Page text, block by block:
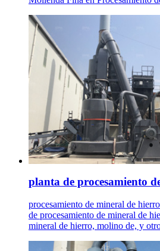
planta de procesamiento
procesamiento de mineral de
de procesamiento de mineral de
mineral de hierro, molino de, y